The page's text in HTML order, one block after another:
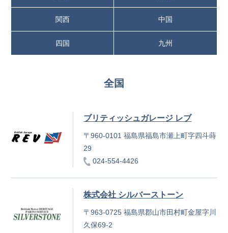
関西 中国
四国 九州
全国
ブリティッシュガレージ レブ
〒960-0101 福島県福島市瀬上町字四斗蒔
29
024-554-4426
株式会社 シルバーストーン
〒963-0725 福島県郡山市田村町金屋字川
久保69-2